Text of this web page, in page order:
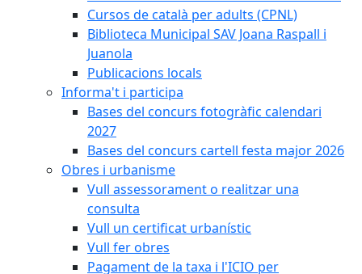
Cursos de català per adults (CPNL)
Biblioteca Municipal SAV Joana Raspall i
Juanola
Publicacions locals
Informa't i participa
Bases del concurs fotogràfic calendari
2027
Bases del concurs cartell festa major 2026
Obres i urbanisme
Vull assessorament o realitzar una
consulta
Vull un certificat urbanístic
Vull fer obres
Pagament de la taxa i l'ICIO per